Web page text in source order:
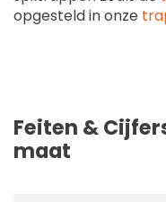
opgesteld in onze
Feiten &
maat